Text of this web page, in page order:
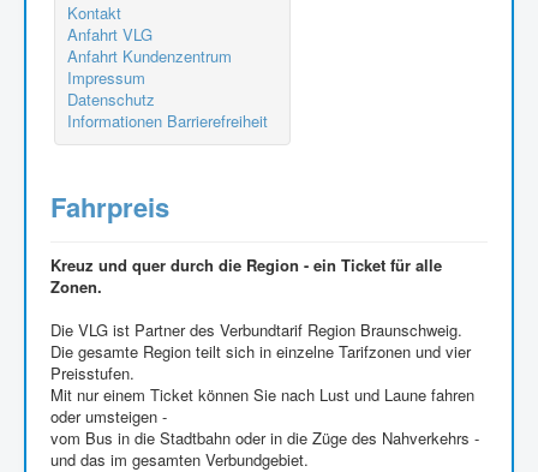
Kontakt
Anfahrt VLG
Anfahrt Kundenzentrum
Impressum
Datenschutz
Informationen Barrierefreiheit
Fahrpreis
Kreuz und quer durch die Region - ein Ticket für alle
Zonen.
Die VLG ist Partner des Verbundtarif Region Braunschweig.
Die gesamte Region teilt sich in einzelne Tarifzonen und vier
Preisstufen.
Mit nur einem Ticket können Sie nach Lust und Laune fahren
oder umsteigen -
vom Bus in die Stadtbahn oder in die Züge des Nahverkehrs -
und das im gesamten Verbundgebiet.